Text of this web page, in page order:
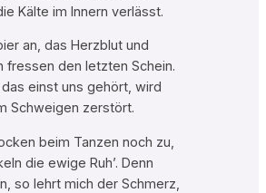
Kälte im Innern verlässt.
an, das Herzblut und
fressen den letzten Schein.
einst uns gehört, wird
Schweigen zerstört.
beim Tanzen noch zu,
die ewige Ruh’. Denn
so lehrt mich der Schmerz,